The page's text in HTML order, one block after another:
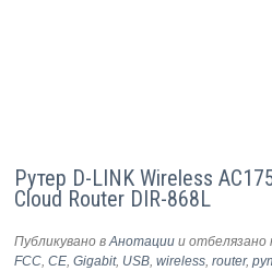
Рутер D-LINK Wireless
Cloud Router DIR-868L
Публикувано вАнотации и
FCC,CE,Gigabit, USB,wireless,router,